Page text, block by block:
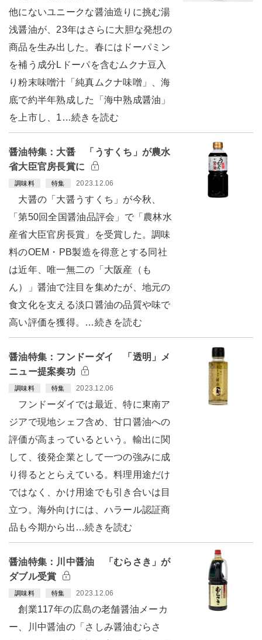
他にないユニークな醤油造りに挑む湯
浅醤油が、23年はさらに大胆な発想の
商品を生み出した。春にはドーパミン
を補う成分Lドーパを含むムクナ豆入
り粉末味噌汁「純真ムクナ味噌」、海
底で約半年熟成した「海中熟成醤油」
を上市し、1…続きを読む
醤油特集：大醤 「うすくち」が農水
省大臣官房長賞に
調味料 特集 2023.12.06
大醤の「大醤うすくち」が今秋、
「第50回全国醤油品評会」で「農林水
産省大臣官房長賞」を受賞した。調味
料のOEM・PB製造を得意とする同社
は近年、唯一無二の「大阪産（も
ん）」醤油で注目を集めたが、地元の
食文化を支える淡口醤油の品質や味で
高い評価を獲得。…続きを読む
醤油特集：フンドーダイ 「透明」メ
ニュー提案奏功
調味料 特集 2023.12.06
フンドーダイでは最近、特に東南ア
ジアで現地シェフ含め、甘口醤油への
評価が高まっているという。輸出に関
して、後発企業として一つの強みに成
り得るととらえている。料理用途だけ
ではなく、かけ用途でも引き合いは目
立つ。海外向けには、ハラール認証商
品も今期から出…続きを読む
醤油特集：川中醤油 「むらさき」が
ダブル受賞
調味料 特集 2023.12.06
創業117年の広島の老舗醤油メーカ
ー、川中醤油の「さしみ醤油むらさ